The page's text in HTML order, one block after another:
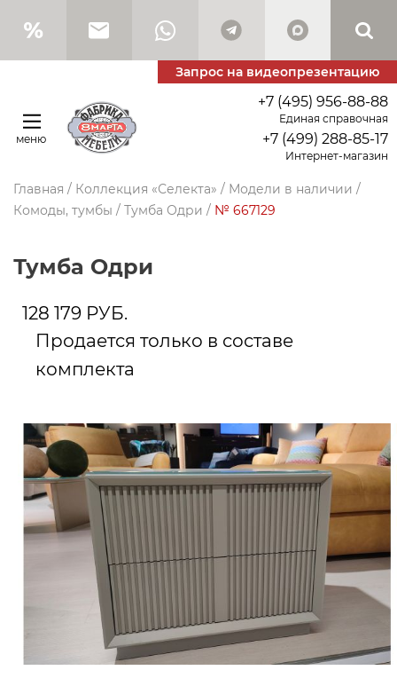
Запрос на видеопрезентацию
меню
+7 (495) 956-88-88
Единая справочная
+7 (499) 288-85-17
Интернет-магазин
Главная / Коллекция «Селекта» / Модели в наличии /
Комоды, тумбы / Тумба Одри / № 667129
Тумба Одри
128 179 РУБ.
Продается только в составе
комплекта